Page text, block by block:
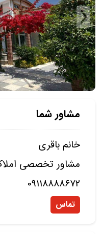
مشاور شما
خانم باقری
مشاور تخصصی
09118888672
تماس